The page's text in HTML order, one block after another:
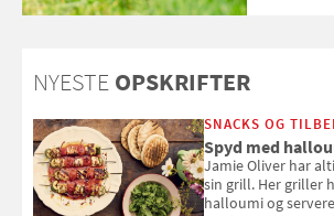
NYESTE OPSKRIFTER
SNACKS OG
Spyd med
Jamie Oliver har
sin grill. Her griller
halloumi og